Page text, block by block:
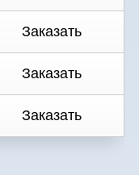
Заказать
Заказать
Заказать